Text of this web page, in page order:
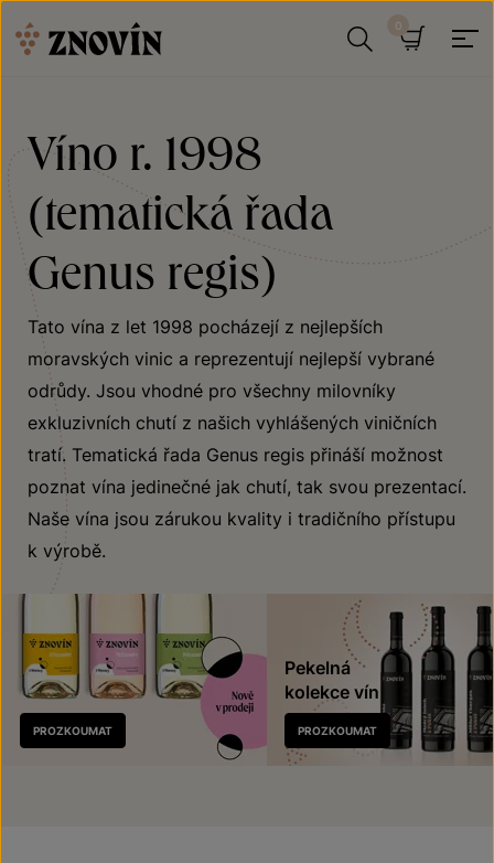
Víno r. 1998
(tematická řada
Genus regis)
Tato vína z let 1998 pocházejí z nejlepších
moravských vinic a reprezentují nejlepší vybrané
odrůdy. Jsou vhodné pro všechny milovníky
exkluzivních chutí z našich vyhlášených viničních
tratí. Tematická řada Genus regis přináší možnost
poznat vína jedinečné jak chutí, tak svou prezentací.
Naše vína jsou zárukou kvality i tradičního přístupu
k výrobě.
Nově
v prodeji
PROZKOUMAT
Pekelná
kolekce vín
PROZKOUMAT